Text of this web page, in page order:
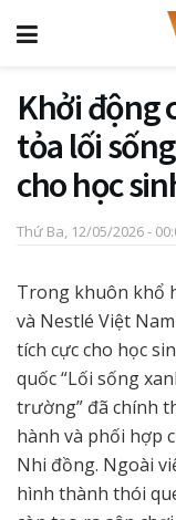
Khởi động
tỏa lối
cho học
Thứ Ba, 12/05/2026 -
Trong khuôn khổ
và Nestlé Việt
tích cực cho học
quốc “Lối sống
trường” đã chính
hành và phối hợp
Nhi đồng. Ngoài
hình thành thói